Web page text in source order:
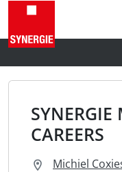
SYNERGIE
CAREERS
Michiel